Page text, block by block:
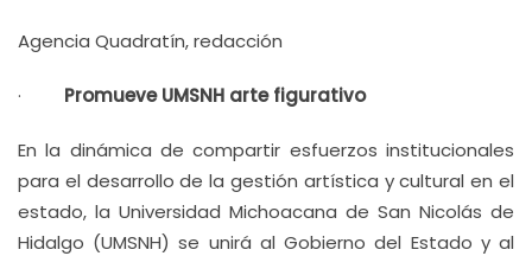
Agencia Quadratín, redacción
· Promueve UMSNH arte figurativo
En la dinámica de compartir esfuerzos institucionales
para el desarrollo de la gestión artística y cultural en el
estado, la Universidad Michoacana de San Nicolás de
Hidalgo (UMSNH) se unirá al Gobierno del Estado y al